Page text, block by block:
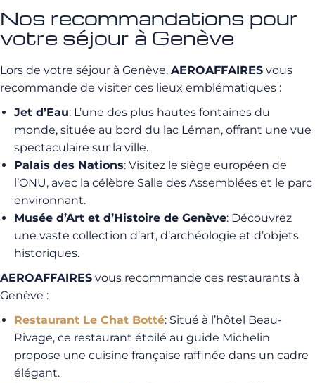
Nos recommandations pour
votre séjour à Genève
Lors de votre séjour à Genève, AEROAFFAIRES vous
recommande de visiter ces lieux emblématiques :
Jet d’Eau: L’une des plus hautes fontaines du
monde, située au bord du lac Léman, offrant une vue
spectaculaire sur la ville.
Palais des Nations: Visitez le siège européen de
l’ONU, avec la célèbre Salle des Assemblées et le parc
environnant.
Musée d’Art et d’Histoire de Genève: Découvrez
une vaste collection d’art, d’archéologie et d’objets
historiques.
AEROAFFAIRES vous recommande ces restaurants à
Genève :
Restaurant Le Chat Botté: Situé à l’hôtel Beau-
Rivage, ce restaurant étoilé au guide Michelin
propose une cuisine française raffinée dans un cadre
élégant.